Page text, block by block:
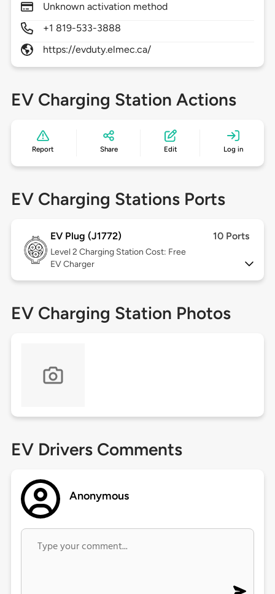
Unknown activation method
+1 819-533-3888
https://evduty.elmec.ca/
EV Charging Station Actions
Report Share Edit Log in
EV Charging Stations Ports
EV Plug (J1772) 10 Ports
Level 2 Charging Station Cost: Free
EV Charger
EV Charging Station Photos
EV Drivers Comments
Anonymous